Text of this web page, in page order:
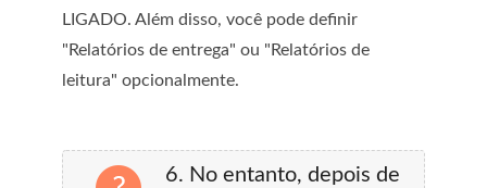
LIGADO. Além disso, você pode definir
"Relatórios de entrega" ou "Relatórios de
leitura" opcionalmente.
6. No entanto, depois de